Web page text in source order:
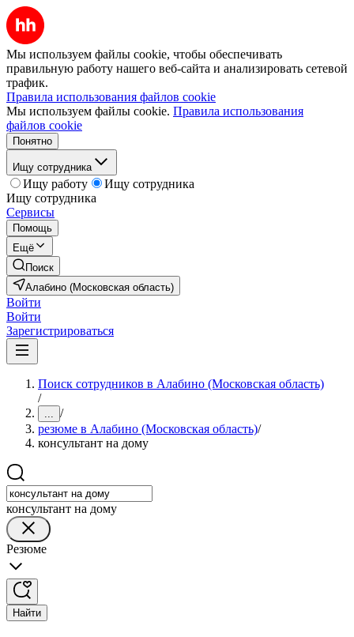
Мы используем файлы cookie, чтобы обеспечивать
правильную работу нашего веб-сайта и анализировать сетевой
трафик.
Правила использования файлов cookie
Мы используем файлы cookie. Правила использования
файлов cookie
Понятно
Ищу сотрудника
Ищу работу
Ищу сотрудника
Ищу сотрудника
Сервисы
Помощь
Ещё
Поиск
Алабино (Московская область)
Войти
Войти
Зарегистрироваться
Поиск сотрудников в Алабино (Московская область)
/
... /
резюме в Алабино (Московская область)/
консультант на дому
консультант на дому
Резюме
Найти